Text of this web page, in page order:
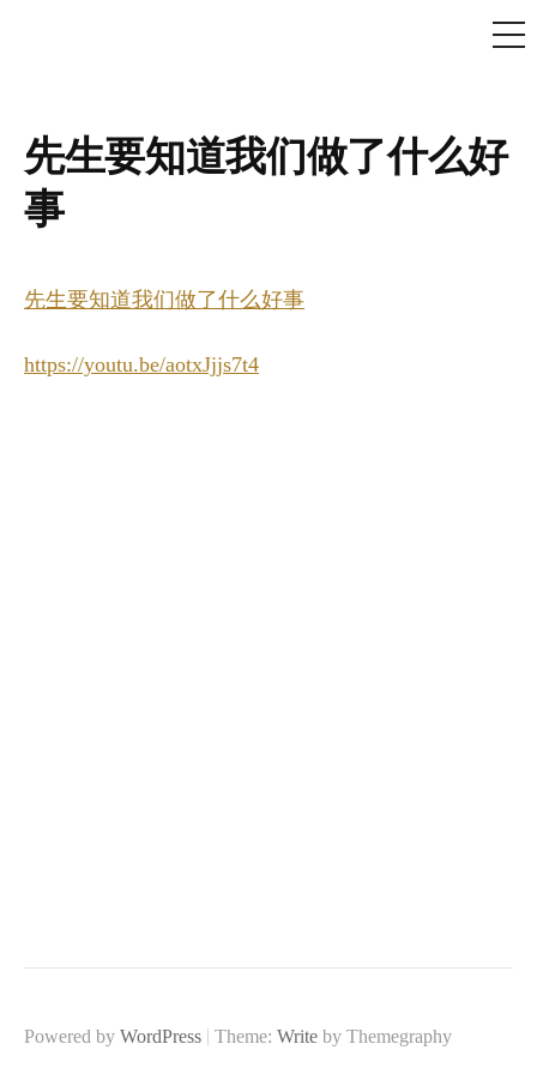
content
先生要知道我们做了什么好
事
先生要知道我们做了什么好事
https://youtu.be/aotxJjjs7t4
Powered by WordPress | Theme: Write by Themegraphy